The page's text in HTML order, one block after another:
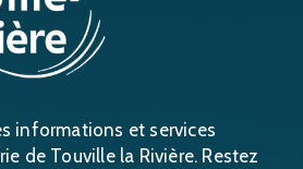
informations et services
de Touville la Rivière. Restez